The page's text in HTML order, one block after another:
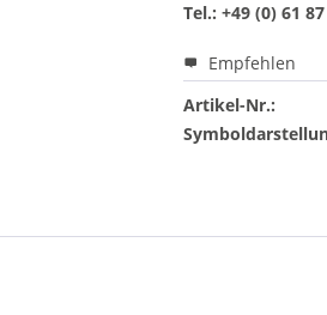
Tel.: +49 (0) 61
Empfehlen
Artikel-Nr.: